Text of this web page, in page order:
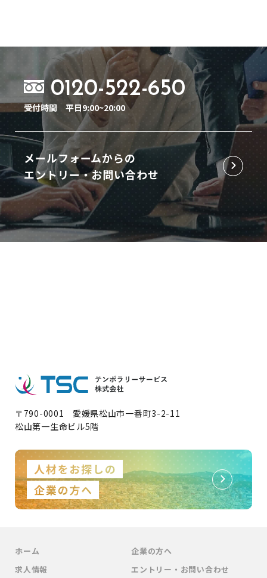
0120-522-650
受付時間 平日9:00~20:00
メールフォームからの
エントリー・お問い合わせ
〒790-0001 愛媛県松山市一番町3-2-11
松山第一生命ビル5階
ホーム
求人情報
企業の方へ
エントリー・お問い合わせ